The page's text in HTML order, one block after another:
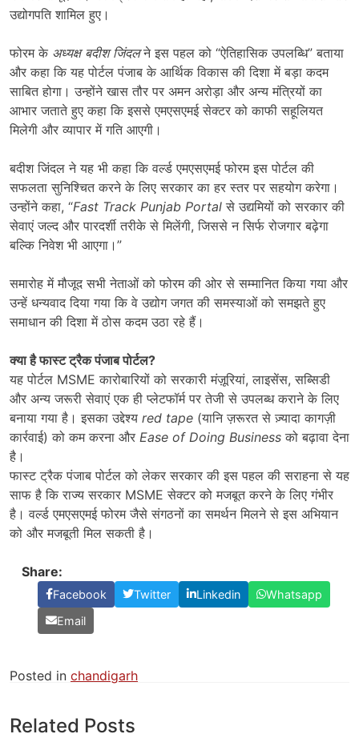
उद्योगपति शामिल हुए।
फोरम के अध्यक्ष बदीश जिंदलने इस पहल को “ऐतिहासिक उपलब्धि” बताया
और कहा कि यह पोर्टल पंजाब के आर्थिक विकास की दिशा में बड़ा कदम
साबित होगा। उन्होंने खास तौर पर अमन अरोड़ा और अन्य मंत्रियों का
आभार जताते हुए कहा कि इससे एमएसएमई सेक्टर को काफी सहूलियत
मिलेगी और व्यापार में गति आएगी।
बदीश जिंदल ने यह भी कहा कि वर्ल्ड एमएसएमई फोरम इस पोर्टल की
सफलता सुनिश्चित करने के लिए सरकार का हर स्तर पर सहयोग करेगा।
उन्होंने कहा, “Fast Track Punjab Portal से उद्यमियों को सरकार की
सेवाएं जल्द और पारदर्शी तरीके से मिलेंगी, जिससे न सिर्फ रोजगार बढ़ेगा
बल्कि निवेश भी आएगा।”
समारोह में मौजूद सभी नेताओं को फोरम की ओर से सम्मानित किया गया और
उन्हें धन्यवाद दिया गया कि वे उद्योग जगत की समस्याओं को समझते हुए
समाधान की दिशा में ठोस कदम उठा रहे हैं।
क्या है फास्ट ट्रैक पंजाब पोर्टल?
यह पोर्टल MSME कारोबारियों को सरकारी मंज़ूरियां, लाइसेंस, सब्सिडी
और अन्य जरूरी सेवाएं एक ही प्लेटफॉर्म पर तेजी से उपलब्ध कराने के लिए
बनाया गया है। इसका उद्देश्य red tape (यानि ज़रूरत से ज़्यादा कागज़ी
कार्रवाई) को कम करना और Ease of Doing Business को बढ़ावा देना
है।
फास्ट ट्रैक पंजाब पोर्टल को लेकर सरकार की इस पहल की सराहना से यह
साफ है कि राज्य सरकार MSME सेक्टर को मजबूत करने के लिए गंभीर
है। वर्ल्ड एमएसएमई फोरम जैसे संगठनों का समर्थन मिलने से इस अभियान
को और मजबूती मिल सकती है।
Share:
Facebook Twitter Linkedin
Whatsapp
Email
Posted in chandigarh
Related Posts